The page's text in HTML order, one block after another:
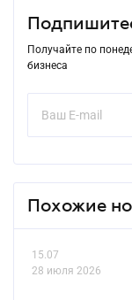
Получайте по
бизнеса
Похожие
15.07
28 июля 2026